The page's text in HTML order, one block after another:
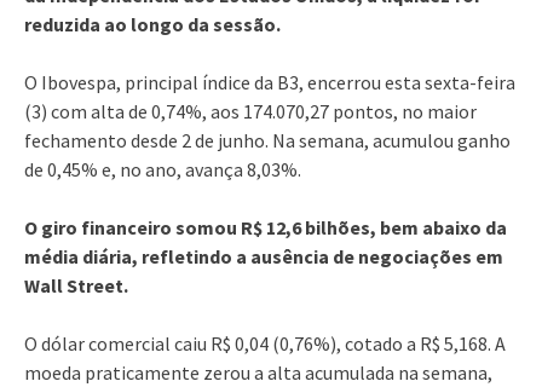
reduzida ao longo da sessão.
O Ibovespa, principal índice da B3, encerrou esta sexta-feira
(3) com alta de 0,74%, aos 174.070,27 pontos, no maior
fechamento desde 2 de junho. Na semana, acumulou ganho
de 0,45% e, no ano, avança 8,03%.
O giro financeiro somou R$ 12,6 bilhões, bem abaixo da
média diária, refletindo a ausência de negociações em
Wall Street.
O dólar comercial caiu R$ 0,04 (0,76%), cotado a R$ 5,168. A
moeda praticamente zerou a alta acumulada na semana,